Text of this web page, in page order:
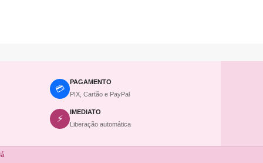
💳
PAGAMENTO
PIX, Cartão e PayPal
⚡
IMEDIATO
Liberação automática